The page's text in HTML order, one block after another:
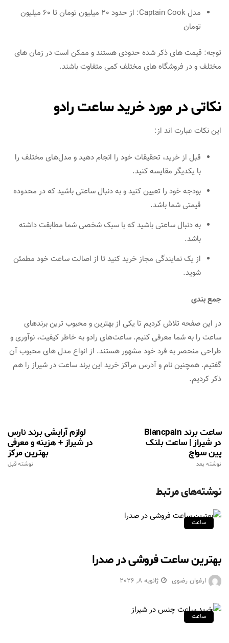
مدل Captain Cook: از حدود 20 میلیون تومان تا 60 میلیون
تومان
توجه: قیمت های ذکر شده حدودی هستند و ممکن است در زمان های
مختلف و در فروشگاه های مختلف کمی متفاوت باشند.
نکاتی در مورد خرید ساعت رادو
این نکات عبارت اند از:
قبل از خرید، تحقیقات خود را انجام دهید و مدل‌های مختلف را
با یکدیگر مقایسه کنید.
بودجه خود را تعیین کنید و به دنبال ساعتی باشید که در محدوده
قیمتی شما باشد.
به دنبال ساعتی باشید که با سبک شخصی شما مطابقت داشته
باشد.
از یک نمایندگی مجاز خرید کنید تا از اصالت ساعت خود مطمئن
شوید.
جمع بندی
در این صفحه تلاش کردیم تا یکی از بهترین و محبوب ترین برندهای
ساعت را به شما معرفی کنیم. ساعت‌های رادو به خاطر کیفیت، نوآوری و
طراحی منحصر به فرد خود مشهور هستند. از انواع مدل های محبوب آن
گفتیم. همچنین نام و آدرس مراکز خرید این برند ساعت در شیراز را هم
ذکر کردیم.
لوازم آرایشی برند نارس
در شیراز + هزینه و معرفی
بهترین مرکز
نوشته قبل
ساعت برند Blancpain
در شیراز | ساعت بلنک
پین سواچ
نوشته بعد
نوشته‌های مرتبط
ساعت
بهترین ساعت فروشی در صدرا
ارغوان رضوی ژانویه 8, 2026
ساعت